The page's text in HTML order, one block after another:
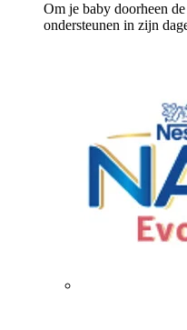
Om je baby doorheen
ondersteunen in zijn